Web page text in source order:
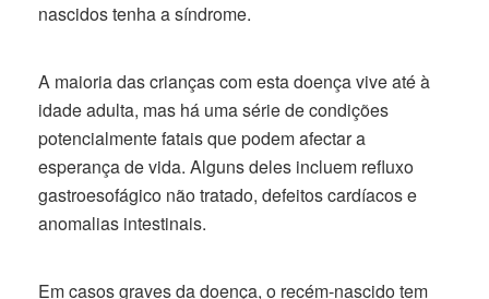
nascidos tenha a síndrome.
A maioria das crianças com esta doença vive até à
idade adulta, mas há uma série de condições
potencialmente fatais que podem afectar a
esperança de vida. Alguns deles incluem refluxo
gastroesofágico não tratado, defeitos cardíacos e
anomalias intestinais.
Em casos graves da doença, o recém-nascido tem